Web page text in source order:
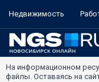
Недвижимость
На информационном
файлы. Оставаясь на